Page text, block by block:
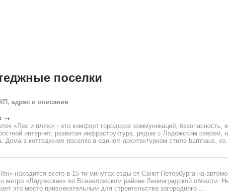
поселки
адрес и описание
«Лес и пляж» - это комфорт городских коммуникаций, безопасность,
интернет, развитая инфраструктура, рядом с Ладожским озером,
Дома в коттеджном поселке в едином архитектурном стиле barnhaus,
находится всего в 15-ти минутах езды от Санкт-Петербурга на
метро «Ладожская» во Всеволожском районе Ленинградской области.
это место привлекательным для строительства загородного ...